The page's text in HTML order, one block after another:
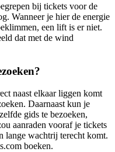
bij tickets voor de
Wanneer je hier de energie
een lift is er niet.
dat met de wind
naast elkaar liggen komt
Daarnaast kun je
gids te bezoeken,
aanraden vooraf je tickets
lange wachtrij terecht komt.
boeken.